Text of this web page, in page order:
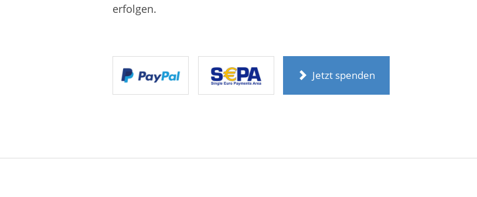
erfolgen.
Jetzt spenden